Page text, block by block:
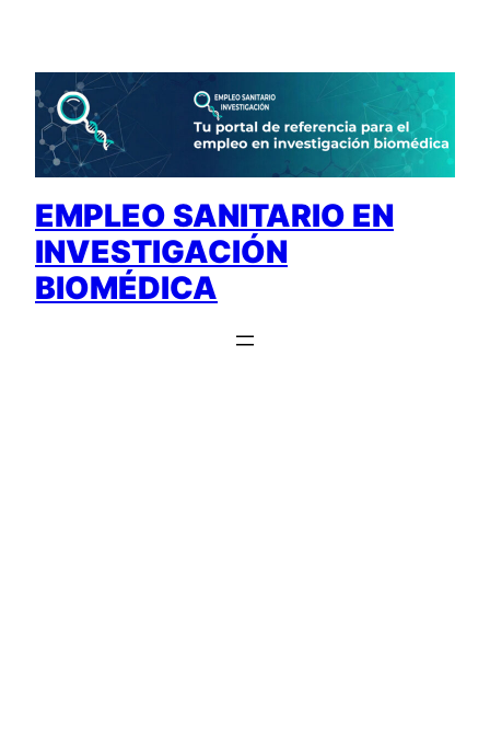
contenido
EMPLEO SANITARIO EN
INVESTIGACIÓN
BIOMÉDICA